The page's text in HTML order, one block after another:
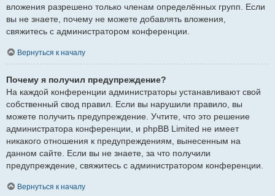
вложения разрешено только членам определённых групп. Если
вы не знаете, почему не можете добавлять вложения,
свяжитесь с администратором конференции.
Вернуться к началу
Почему я получил предупреждение?
На каждой конференции администраторы устанавливают свой
собственный свод правил. Если вы нарушили правило, вы
можете получить предупреждение. Учтите, что это решение
администратора конференции, и phpBB Limited не имеет
никакого отношения к предупреждениям, вынесенным на
данном сайте. Если вы не знаете, за что получили
предупреждение, свяжитесь с администратором конференции.
Вернуться к началу